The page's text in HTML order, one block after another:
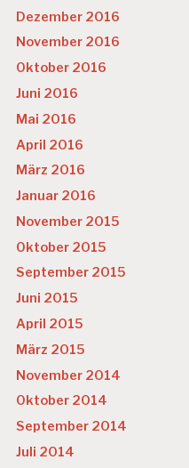
Dezember 2016
November 2016
Oktober 2016
Juni 2016
Mai 2016
April 2016
März 2016
Januar 2016
November 2015
Oktober 2015
September 2015
Juni 2015
April 2015
März 2015
November 2014
Oktober 2014
September 2014
Juli 2014